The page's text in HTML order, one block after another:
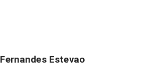
Estevao